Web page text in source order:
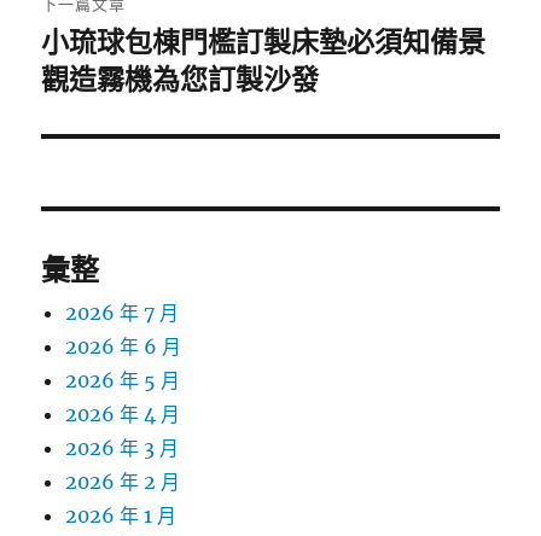
下
一
文
小琉球包棟門檻訂製床墊必須知備景
觀造霧機為您訂製沙發
彙整
2026 年 7 月
2026 年 6 月
2026 年 5 月
2026 年 4 月
2026 年 3 月
2026 年 2 月
2026 年 1 月